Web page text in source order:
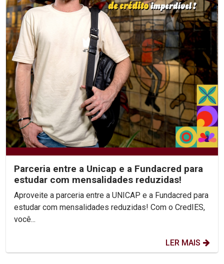
Parceria entre a Unicap e a Fundacred para
estudar com mensalidades reduzidas!
Aproveite a parceria entre a UNICAP e a Fundacred para
estudar com mensalidades reduzidas! Com o CredIES,
você...
LER MAIS